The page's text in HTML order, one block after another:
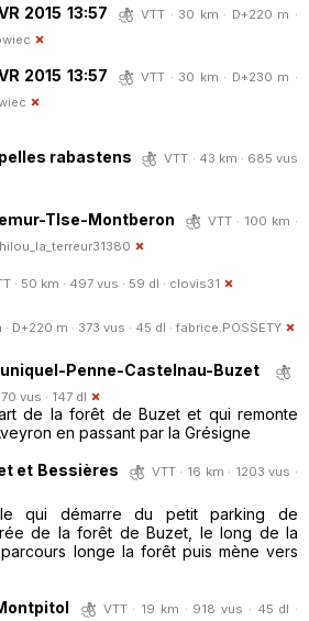
2015 13:57
VTT · 30 km · D+220 m ·
2015 13:57
VTT · 30 km · D+230 m ·
rabastens
VTT · 43 km · 685 vus
Tlse-Montberon
VTT · 100 km ·
· 50 km · 497 vus · 59 dl · clovis31
· D+220 m · 373 vus · 45 dl · fabrice.POSSETY
Penne-Castelnau-Buzet
vus · 147 dl
de la forêt de Buzet et qui remonte
en passant par la Grésigne
et Bessières
VTT · 16 km · 1203 vus ·
qui démarre du petit parking de
de la forêt de Buzet, le long de la
longe la forêt puis mène vers
VTT · 19 km · 918 vus · 45 dl ·